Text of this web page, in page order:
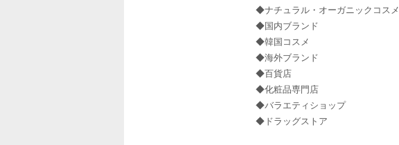
◆ナチュラル・オーガニックコスメ
◆国内ブランド
◆韓国コスメ
◆海外ブランド
◆百貨店
◆化粧品専門店
◆バラエティショップ
◆ドラッグストア